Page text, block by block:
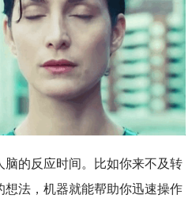
的反应时间。比如你来不及转
法，机器就能帮助你迅速操作